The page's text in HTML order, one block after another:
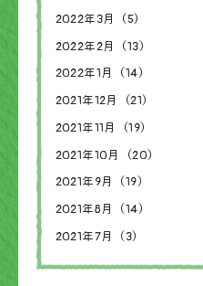
2022年3月（5）
2022年2月（13）
2022年1月（14）
2021年12月（21）
2021年11月（19）
2021年10月（20）
2021年9月（19）
2021年8月（14）
2021年7月（3）